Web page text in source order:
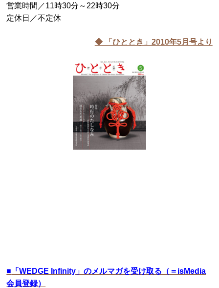
営業時間／11時30分～22時30分
定休日／不定休
◆ 「ひととき」2010年5月号より
■ 「WEDGE Infinity」のメルマガを受け取る（＝isMedia
会員登録）